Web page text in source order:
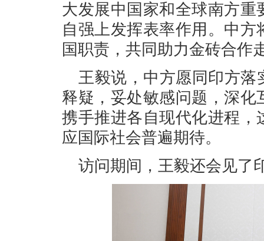
大发展中国家和全球南方
自强上发挥表率作用。中
国职责，共同助力金砖合作
王毅说，中方愿同印方落
释疑，妥处敏感问题，深
携手推进各自现代化进程
应国际社会普遍期待。
访问期间，王毅还会见了